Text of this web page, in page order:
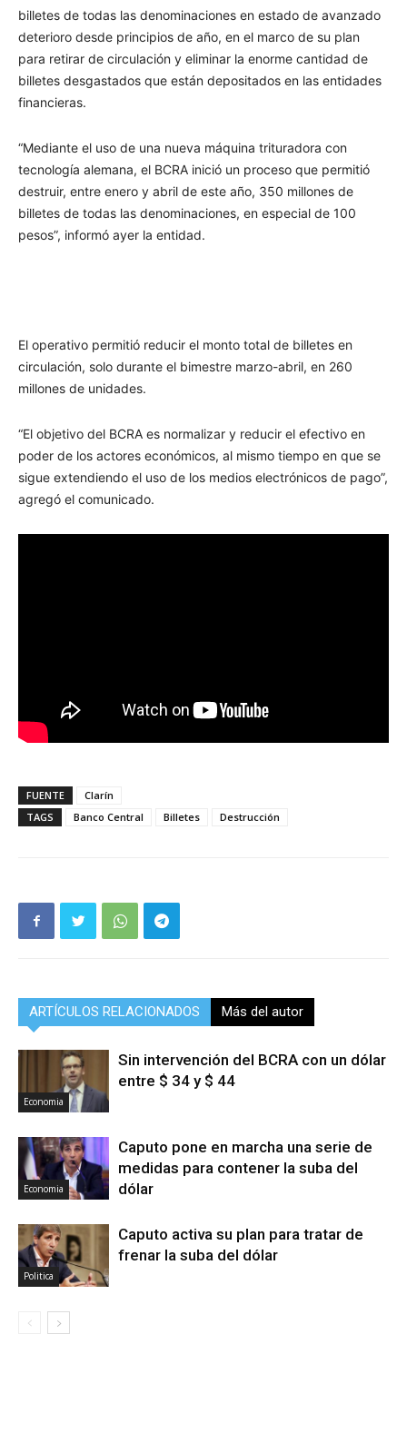
billetes de todas las denominaciones en estado de avanzado
deterioro desde principios de año, en el marco de su plan
para retirar de circulación y eliminar la enorme cantidad de
billetes desgastados que están depositados en las entidades
financieras.
“Mediante el uso de una nueva máquina trituradora con
tecnología alemana, el BCRA inició un proceso que permitió
destruir, entre enero y abril de este año, 350 millones de
billetes de todas las denominaciones, en especial de 100
pesos”, informó ayer la entidad.
El operativo permitió reducir el monto total de billetes en
circulación, solo durante el bimestre marzo-abril, en 260
millones de unidades.
“El objetivo del BCRA es normalizar y reducir el efectivo en
poder de los actores económicos, al mismo tiempo en que se
sigue extendiendo el uso de los medios electrónicos de pago”,
agregó el comunicado.
FUENTE
Clarín
TAGS
Banco Central Billetes Destrucción
ARTÍCULOS RELACIONADOS Más del autor
Economia
Sin intervención del BCRA con un dólar
entre $ 34 y $ 44
Economia
Caputo pone en marcha una serie de
medidas para contener la suba del
dólar
Politica
Caputo activa su plan para tratar de
frenar la suba del dólar